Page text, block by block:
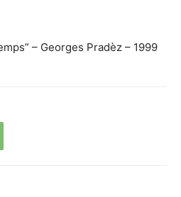
– Georges Pradèz – 1999